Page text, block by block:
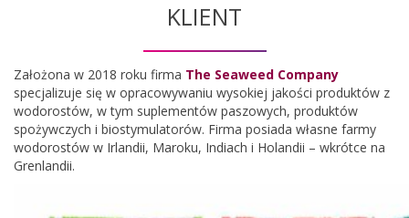
KLIENT
Założona w 2018 roku firma The Seaweed Company
specjalizuje się w opracowywaniu wysokiej jakości produktów z
wodorostów, w tym suplementów paszowych, produktów
spożywczych i biostymulatorów. Firma posiada własne farmy
wodorostów w Irlandii, Maroku, Indiach i Holandii – wkrótce na
Grenlandii.